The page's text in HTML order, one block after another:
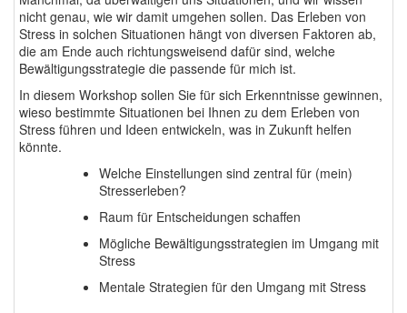
nicht genau, wie wir damit umgehen sollen. Das Erleben von
Stress in solchen Situationen hängt von diversen Faktoren ab,
die am Ende auch richtungsweisend dafür sind, welche
Bewältigungsstrategie die passende für mich ist.
In diesem Workshop sollen Sie für sich Erkenntnisse gewinnen,
wieso bestimmte Situationen bei Ihnen zu dem Erleben von
Stress führen und Ideen entwickeln, was in Zukunft helfen
könnte.
Welche Einstellungen sind zentral für (mein)
Stresserleben?
Raum für Entscheidungen schaffen
Mögliche Bewältigungsstrategien im Umgang mit
Stress
Mentale Strategien für den Umgang mit Stress